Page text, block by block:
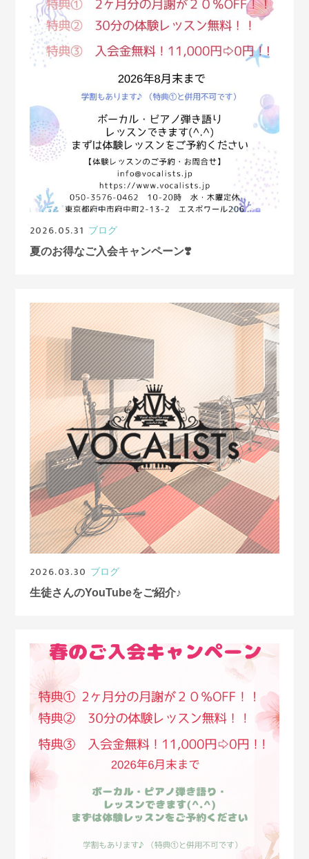
2026.05.31 ブログ
夏のお得なご入会キャンペーン❣️
2026.03.30 ブログ
生徒さんのYouTubeをご紹介♪